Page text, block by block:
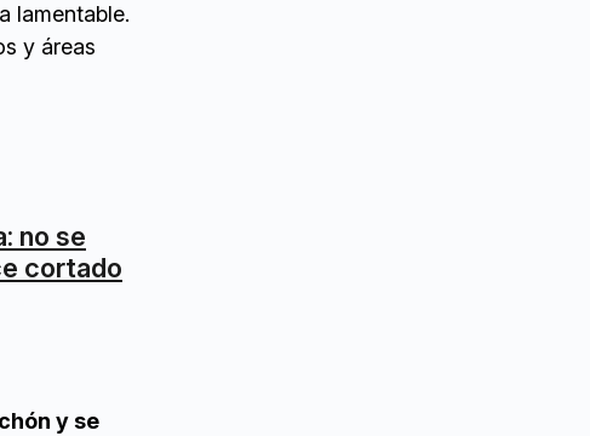
lamentable.
y áreas
no se
cortado
y se